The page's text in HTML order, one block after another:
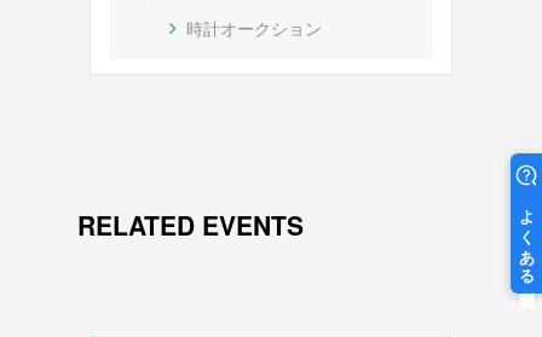
時計オークション
RELATED EVENTS